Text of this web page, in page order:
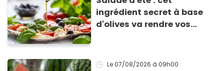
ingrédient secret à base
d'olives va rendre vos
Le 07/08/2026 à 09h00